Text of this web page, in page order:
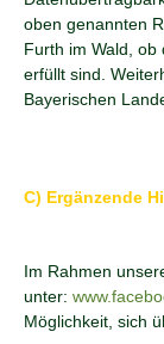
oben genannten
Furth im Wald, ob
erfüllt sind.
Bayerischen
C) Ergänzende
Im Rahmen
unter:
Möglichkeit, sich